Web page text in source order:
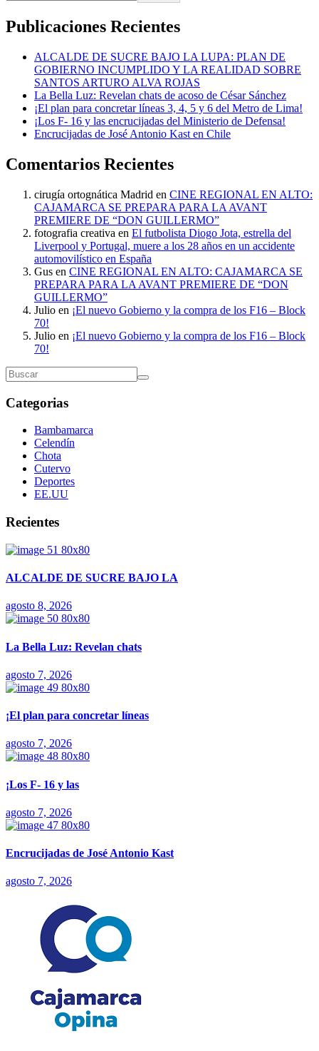
Publicaciones Recientes
ALCALDE DE SUCRE BAJO LA LUPA: PLAN DE
GOBIERNO INCUMPLIDO Y LA REALIDAD SOBRE
SANTOS ARTURO ALVA ROJAS
La Bella Luz: Revelan chats de acoso de César Sánchez
¡El plan para concretar líneas 3, 4, 5 y 6 del Metro de Lima!
¡Los F- 16 y las encrucijadas del Ministerio de Defensa!
Encrucijadas de José Antonio Kast en Chile
Comentarios Recientes
cirugía ortognática Madrid en CINE REGIONAL EN ALTO:
CAJAMARCA SE PREPARA PARA LA AVANT
PREMIERE DE “DON GUILLERMO”
fotografia creativa en El futbolista Diogo Jota, estrella del
Liverpool y Portugal, muere a los 28 años en un accidente
automovilístico en España
Gus en CINE REGIONAL EN ALTO: CAJAMARCA SE
PREPARA PARA LA AVANT PREMIERE DE “DON
GUILLERMO”
Julio en ¡El nuevo Gobierno y la compra de los F16 – Block
70!
Julio en ¡El nuevo Gobierno y la compra de los F16 – Block
70!
Categorias
Bambamarca
Celendín
Chota
Cutervo
Deportes
EE.UU
Recientes
ALCALDE DE SUCRE BAJO LA
agosto 8, 2026
La Bella Luz: Revelan chats
agosto 7, 2026
¡El plan para concretar líneas
agosto 7, 2026
¡Los F- 16 y las
agosto 7, 2026
Encrucijadas de José Antonio Kast
agosto 7, 2026